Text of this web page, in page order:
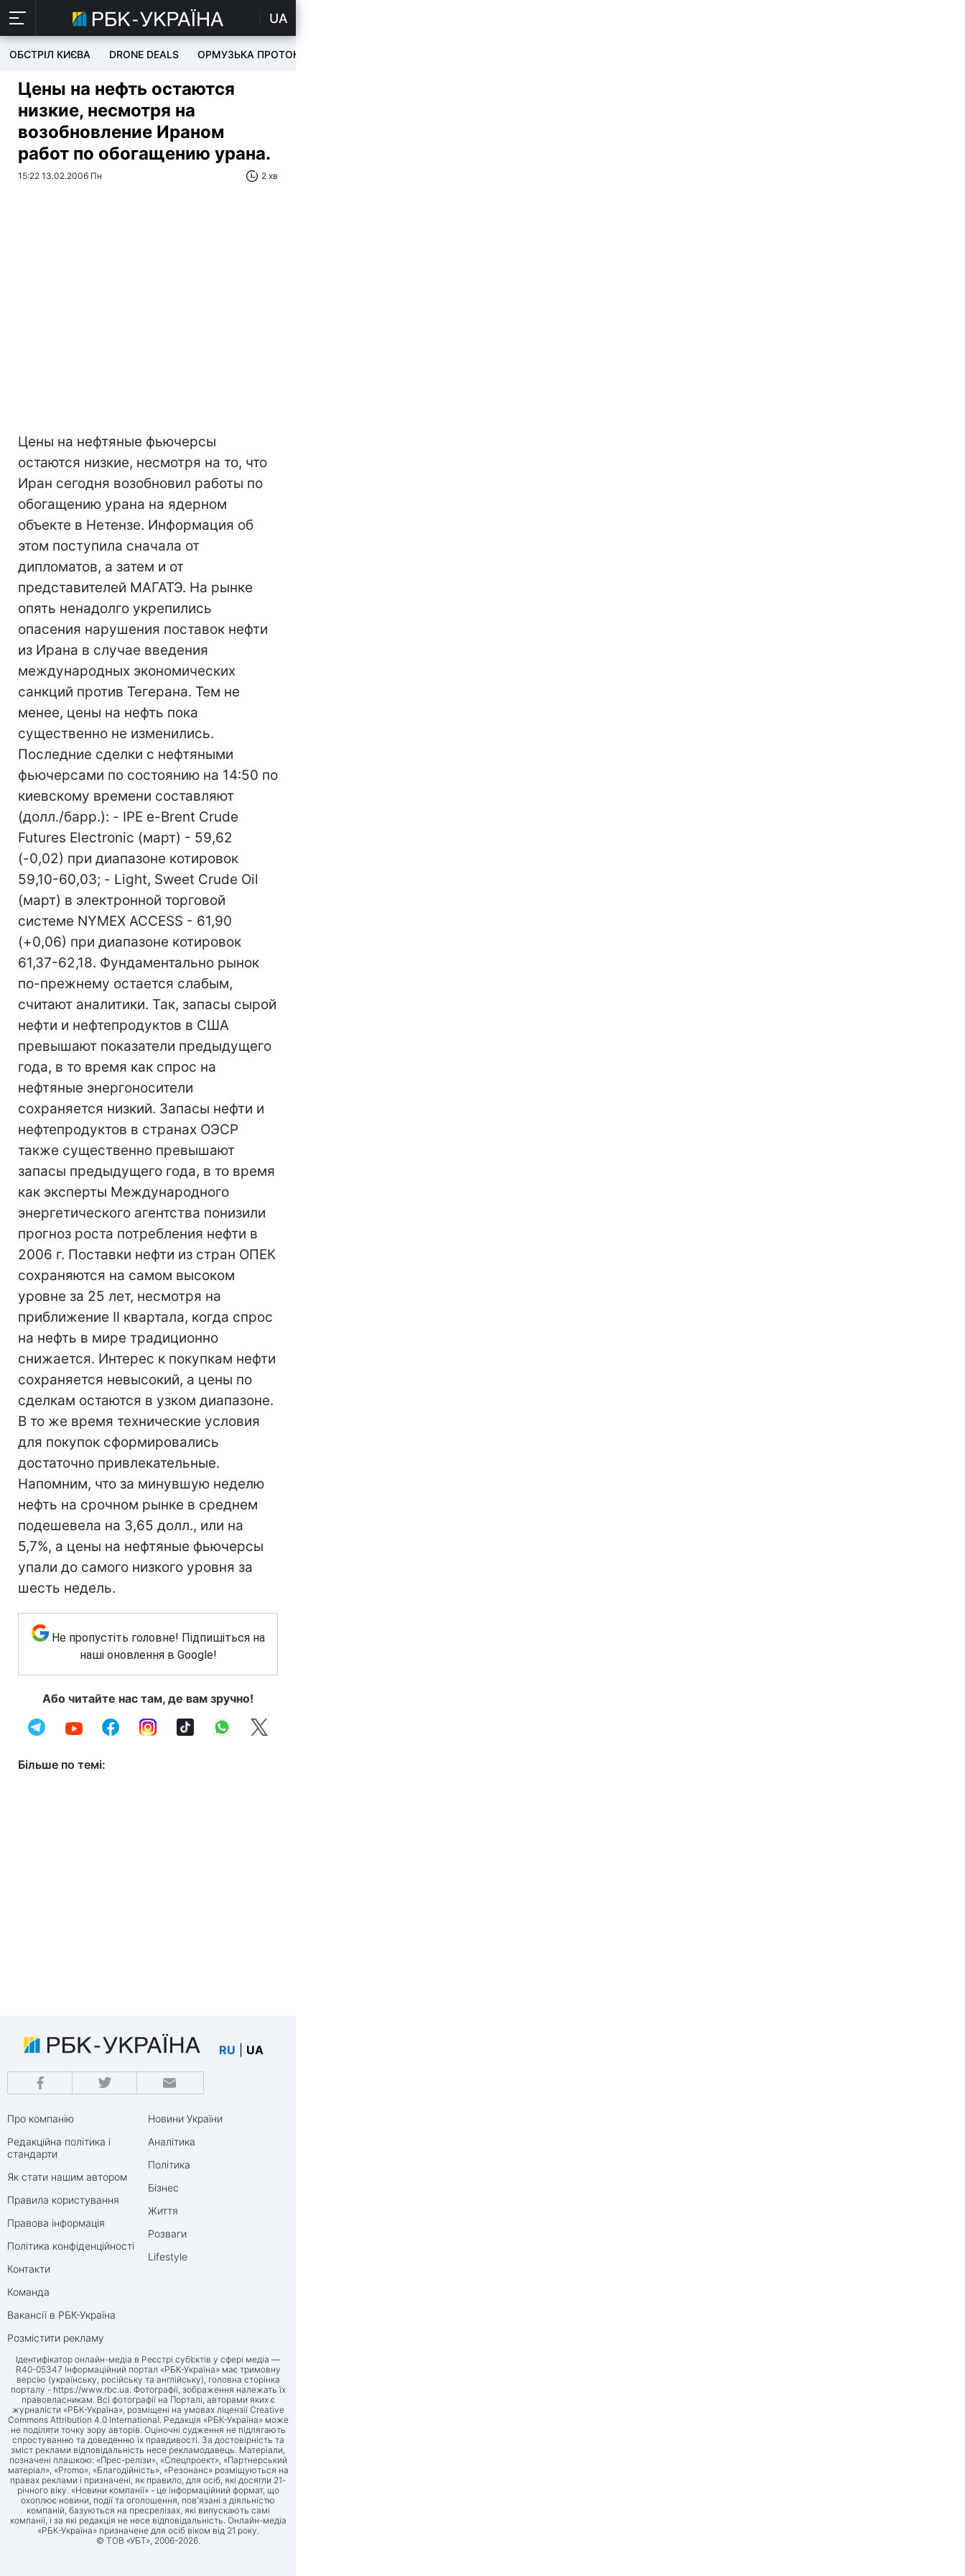
UA
ОБСТРІЛ КИЄВА DRONE DEALS ОРМУЗЬКА ПРОТОКА
Цены на нефть остаются
низкие, несмотря на
возобновление Ираном
работ по обогащению урана.
15:22 13.02.2006 Пн 2 хв
Цены на нефтяные фьючерсы
остаются низкие, несмотря на то, что
Иран сегодня возобновил работы по
обогащению урана на ядерном
объекте в Нетензе. Информация об
этом поступила сначала от
дипломатов, а затем и от
представителей МАГАТЭ. На рынке
опять ненадолго укрепились
опасения нарушения поставок нефти
из Ирана в случае введения
международных экономических
санкций против Тегерана. Тем не
менее, цены на нефть пока
существенно не изменились.
Последние сделки с нефтяными
фьючерсами по состоянию на 14:50 по
киевскому времени составляют
(долл./барр.): - IPE e-Brent Crude
Futures Electronic (март) - 59,62
(-0,02) при диапазоне котировок
59,10-60,03; - Light, Sweet Crude Oil
(март) в электронной торговой
системе NYMEX ACCESS - 61,90
(+0,06) при диапазоне котировок
61,37-62,18. Фундаментально рынок
по-прежнему остается слабым,
считают аналитики. Так, запасы сырой
нефти и нефтепродуктов в США
превышают показатели предыдущего
года, в то время как спрос на
нефтяные энергоносители
сохраняется низкий. Запасы нефти и
нефтепродуктов в странах ОЭСР
также существенно превышают
запасы предыдущего года, в то время
как эксперты Международного
энергетического агентства понизили
прогноз роста потребления нефти в
2006 г. Поставки нефти из стран ОПЕК
сохраняются на самом высоком
уровне за 25 лет, несмотря на
приближение II квартала, когда спрос
на нефть в мире традиционно
снижается. Интерес к покупкам нефти
сохраняется невысокий, а цены по
сделкам остаются в узком диапазоне.
В то же время технические условия
для покупок сформировались
достаточно привлекательные.
Напомним, что за минувшую неделю
нефть на срочном рынке в среднем
подешевела на 3,65 долл., или на
5,7%, а цены на нефтяные фьючерсы
упали до самого низкого уровня за
шесть недель.
Не пропустіть головне! Підпишіться на
наші оновлення в Google!
Або читайте нас там, де вам зручно!
Більше по темі:
RU UA
Про компанію
Редакційна політика і
стандарти
Як стати нашим автором
Правила користування
Правова інформація
Політика конфіденційності
Контакти
Команда
Вакансії в РБК-Україна
Розмістити рекламу
Новини України
Аналітика
Політика
Бізнес
Життя
Розваги
Lifestyle
Ідентифікатор онлайн-медіа в Реєстрі суб’єктів у сфері медіа —
R40-05347 Інформаційний портал «РБК-Україна» має тримовну
версію (українську, російську та англійську), головна сторінка
порталу - https://www.rbc.ua. Фотографії, зображення належать їх
правовласникам. Всі фотографії на Порталі, авторами яких є
журналісти «РБК-Україна», розміщені на умовах ліцензії Creative
Commons Attribution 4.0 International. Редакція «РБК-Україна» може
не поділяти точку зору авторів. Оціночні судження не підлягають
спростуванню та доведенню їх правдивості. За достовірність та
зміст реклами відповідальність несе рекламодавець. Матеріали,
позначені плашкою: «Прес-релізи», «Спецпроект», «Партнерський
матеріал», «Promo», «Благодійність», «Резонанс» розміщуються на
правах реклами і призначені, як правило, для осіб, які досягли 21-
річного віку. «Новини компанії» - це інформаційний формат, що
охоплює новини, події та оголошення, пов'язані з діяльністю
компаній, базуються на пресрелізах, які випускають самі
компанії, і за які редакція не несе відповідальність. Онлайн-медіа
«РБК-Україна» призначене для осіб віком від 21 року.
© ТОВ «УБТ», 2006-2026.